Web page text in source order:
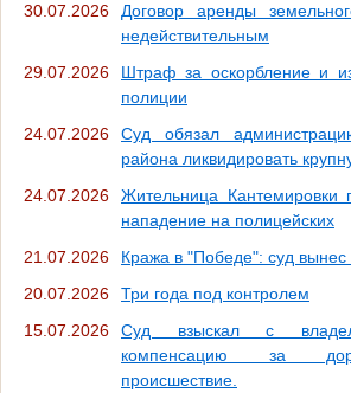
30.07.2026
Договор аренды
недействительным
29.07.2026
Штраф за оскорбление и
полиции
24.07.2026
Суд обязал
района ликвидировать
24.07.2026
Жительница Кантемировки
нападение на полицейских
21.07.2026
Кража в "Победе": суд вынес
20.07.2026
Три года под контролем
15.07.2026
Суд взыскал с
компенсацию за
происшествие.